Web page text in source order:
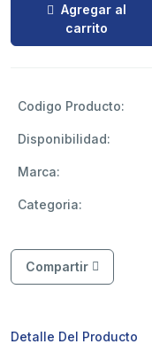
Agregar al
carrito
Codigo Producto:
Disponibilidad:
Marca:
Categoria:
Compartir
Detalle Del Producto